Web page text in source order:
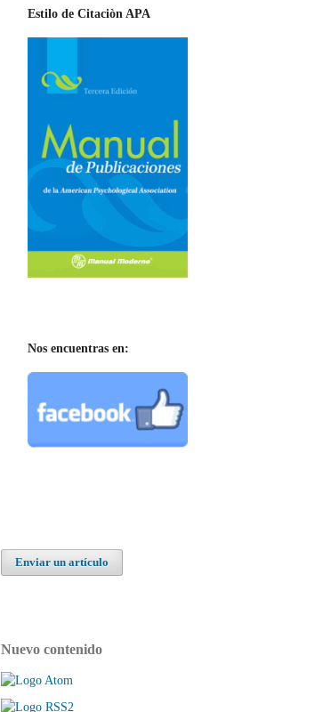
Estilo de Citaciòn APA
Nos encuentras en:
Enviar un artículo
Nuevo contenido